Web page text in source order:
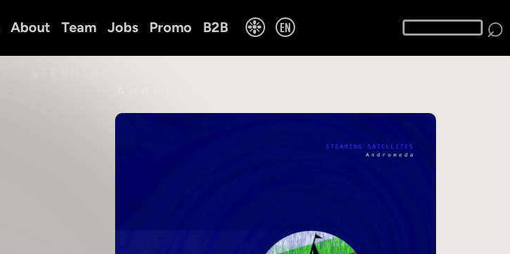
About Team Jobs Promo B2B ❉ EN ⌕